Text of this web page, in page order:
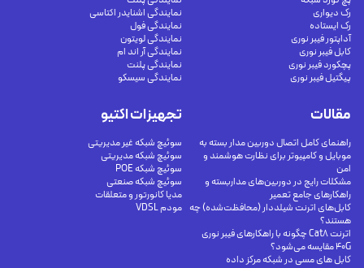
رک دیواری
رک ایستاده
آداپتور فیبر نوری
کابل فیبر نوری
پچکورد فیبر نوری
پیگتیل فیبر نوری
تجهیزات اکتیو
سوئیچ شبکه غیر مدیریتی
سوئیچ شبکه مدیریتی
سوئیچ شبکه POE
سوئیچ شبکه صنعتی
مدیا کانورتور و متعلقات
مودم VDSL
نمایندگی اشنایدر اکتاسی
نمایندگی فول
نمایندگی لویتون
نمایندگی آر اند ام
نمایندگی پلنت
نمایندگی سیسکو
مقالات
راهنمای کامل اتصال دوربین مدار بسته به
موبایل و کامپیوتر برای نظارت هوشمند و
امن
مشکلات رایج در دوربین‌های مداربسته و
راهکارهای جامع تعمیر
کابل‌های اترنت شیلددار (محافظت‌شده) چه
هستند؟
اترنت Cat8 چگونه با راهکارهای فیبر نوری
40G مقایسه می‌شود؟
کابل های مسی در شبکه مرکز داده